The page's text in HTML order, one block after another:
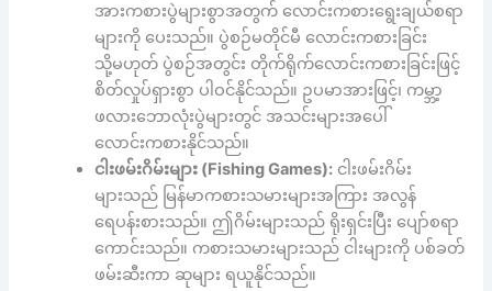
အားကစားပွဲများစွာအတွက် လောင်းကစားရွေးချယ်စရာ
များကို ပေးသည်။ ပွဲစဉ်မတိုင်မီ လောင်းကစားခြင်း
သို့မဟုတ် ပွဲစဉ်အတွင်း တိုက်ရိုက်လောင်းကစားခြင်းဖြင့်
စိတ်လှုပ်ရှားစွာ ပါဝင်နိုင်သည်။ ဥပမာအားဖြင့်၊ ကမ္ဘာ့
ဖလားဘောလုံးပွဲများတွင် အသင်းများအပေါ်
လောင်းကစားနိုင်သည်။
ငါးဖမ်းဂိမ်းများ (Fishing Games): ငါးဖမ်းဂိမ်း
များသည် မြန်မာကစားသမားများအကြား အလွန်
ရေပန်းစားသည်။ ဤဂိမ်းများသည် ရိုးရှင်းပြီး ပျော်စရာ
ကောင်းသည်။ ကစားသမားများသည် ငါးများကို ပစ်ခတ်
ဖမ်းဆီးကာ ဆုများ ရယူနိုင်သည်။